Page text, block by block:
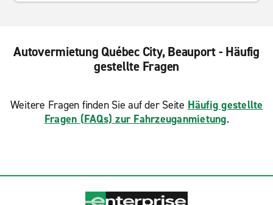
Autovermietung Québec City, Beauport - Häufig
gestellte Fragen
Weitere Fragen finden Sie auf der Seite Häufig gestellte
Fragen (FAQs) zur Fahrzeuganmietung.